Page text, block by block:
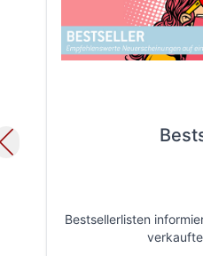
Bestsellerlisten